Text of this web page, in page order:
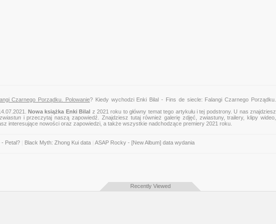
Czarnego Porządku. Polowanie? Kiedy wychodzi Enki Bilal - Fins de siecle: Falangi Czarnego Porządku.
Nowa książka Enki Bilal z 2021 roku to główny temat tego artykułu i tej podstrony. U nas znajdziesz
zwiastuni przeczytaj naszą zapowiedź. Znajdziesz tutaj również galerię zdjęć, zwiastuny, trailery, klipy wideo,
interesujące nowości oraz zapowiedzi, a także wszystkie nadchodzące premiery 2021 roku.
- Petal? Black Myth: Zhong Kui data ASAP Rocky - [New Album] data wydania
Recently Viewed